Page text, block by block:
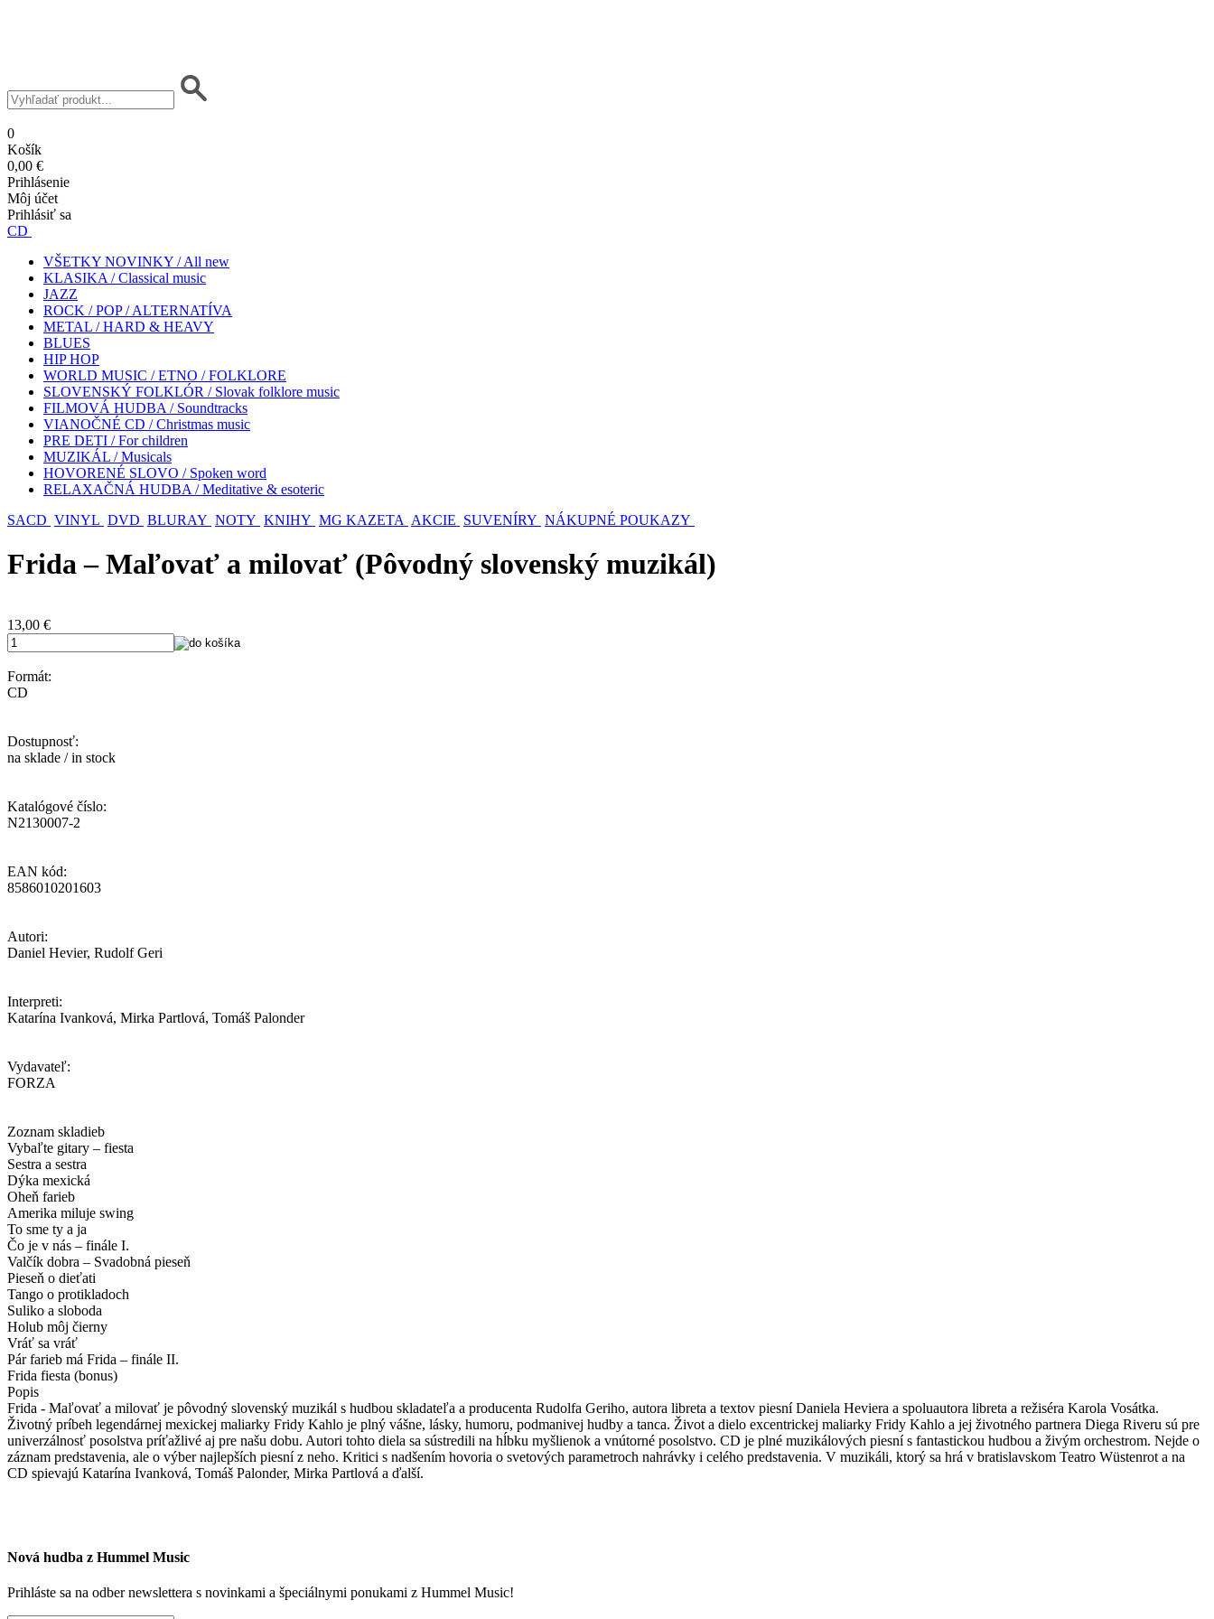
0
Košík
0,00 €
Prihlásenie
Môj účet
Prihlásiť sa
CD
VŠETKY NOVINKY / All new
KLASIKA / Classical music
JAZZ
ROCK / POP / ALTERNATÍVA
METAL / HARD & HEAVY
BLUES
HIP HOP
WORLD MUSIC / ETNO / FOLKLORE
SLOVENSKÝ FOLKLÓR / Slovak folklore music
FILMOVÁ HUDBA / Soundtracks
VIANOČNÉ CD / Christmas music
PRE DETI / For children
MUZIKÁL / Musicals
HOVORENÉ SLOVO / Spoken word
RELAXAČNÁ HUDBA / Meditative & esoteric
SACD VINYL DVD BLURAY NOTY KNIHY MG KAZETA AKCIE SUVENÍRY NÁKUPNÉ POUKAZY
Frida – Maľovať a milovať (Pôvodný slovenský muzikál)
13,00 €
Formát:
CD
Dostupnosť:
na sklade / in stock
Katalógové číslo:
N2130007-2
EAN kód:
8586010201603
Autori:
Daniel Hevier, Rudolf Geri
Interpreti:
Katarína Ivanková, Mirka Partlová, Tomáš Palonder
Vydavateľ:
FORZA
Zoznam skladieb
Vybaľte gitary – fiesta
Sestra a sestra
Dýka mexická
Oheň farieb
Amerika miluje swing
To sme ty a ja
Čo je v nás – finále I.
Valčík dobra – Svadobná pieseň
Pieseň o dieťati
Tango o protikladoch
Suliko a sloboda
Holub môj čierny
Vráť sa vráť
Pár farieb má Frida – finále II.
Frida fiesta (bonus)
Popis
Frida - Maľovať a milovať je pôvodný slovenský muzikál s hudbou skladateľa a producenta Rudolfa Geriho, autora libreta a textov piesní Daniela Heviera a spoluautora libreta a režiséra Karola Vosátka.
Životný príbeh legendárnej mexickej maliarky Fridy Kahlo je plný vášne, lásky, humoru, podmanivej hudby a tanca. Život a dielo excentrickej maliarky Fridy Kahlo a jej životného partnera Diega Riveru sú pre
univerzálnosť posolstva príťažlivé aj pre našu dobu. Autori tohto diela sa sústredili na hĺbku myšlienok a vnútorné posolstvo. CD je plné muzikálových piesní s fantastickou hudbou a živým orchestrom. Nejde o
záznam predstavenia, ale o výber najlepších piesní z neho. Kritici s nadšením hovoria o svetových parametroch nahrávky i celého predstavenia. V muzikáli, ktorý sa hrá v bratislavskom Teatro Wüstenrot a na
CD spievajú Katarína Ivanková, Tomáš Palonder, Mirka Partlová a ďalší.
Nová hudba z Hummel Music
Prihláste sa na odber newslettera s novinkami a špeciálnymi ponukami z Hummel Music!